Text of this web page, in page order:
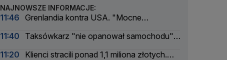
NAJNOWSZE INFORMACJE:
11:46 Grenlandia kontra USA. "Mocne
11:40
Taksówkarz "nie opanował samochodu",
11:20
Klienci stracili ponad 1,1 miliona złotych.